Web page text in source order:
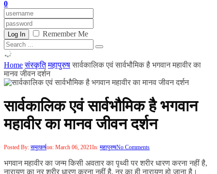
0
Log In Remember Me
Home संस्कृति महापुरुष सार्वकालिक एवं सार्वभौमिक है भगवान महावीर का
मानव जीवन दर्शन
सार्वकालिक एवं सार्वभौमिक है भगवान
महावीर का मानव जीवन दर्शन
Posted By: समुत्कर्षon: March 06, 2021In: महापुरुषNo Comments
भगवान महावीर का जन्म किसी अवतार का पृथ्वी पर शरीर धारण करना नहीं है,
नारायण का नर शरीर धारण करना नहीं है, नर का ही नारायण हो जाना है।